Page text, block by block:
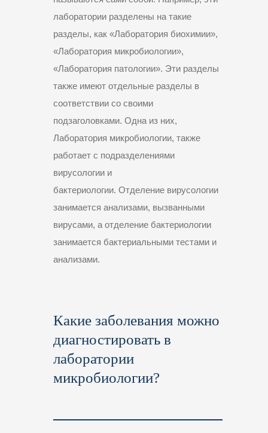
лаборатории разделены на такие
разделы, как «Лаборатория биохимии»,
«Лаборатория микробиологии»,
«Лаборатория патологии». Эти разделы
также имеют отдельные разделы в
соответствии со своими
подзаголовками. Одна из них,
Лаборатория микробиологии, также
работает с подразделениями
вирусологии и
бактериологии. Отделение вирусологии
занимается анализами, вызванными
вирусами, а отделение бактериологии
занимается бактериальными тестами и
анализами.
Какие заболевания можно
диагностировать в
лаборатории
микробиологии?